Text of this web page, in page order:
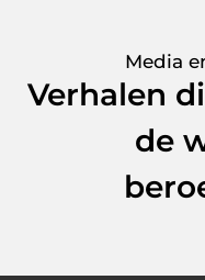
Media
Verhalen
de